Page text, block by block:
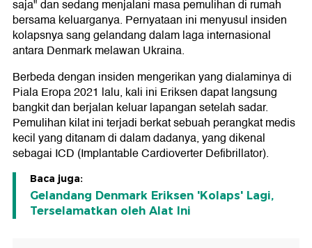
saja" dan sedang menjalani masa pemulihan di rumah
bersama keluarganya. Pernyataan ini menyusul insiden
kolapsnya sang gelandang dalam laga internasional
antara Denmark melawan Ukraina.
Berbeda dengan insiden mengerikan yang dialaminya di
Piala Eropa 2021 lalu, kali ini Eriksen dapat langsung
bangkit dan berjalan keluar lapangan setelah sadar.
Pemulihan kilat ini terjadi berkat sebuah perangkat medis
kecil yang ditanam di dalam dadanya, yang dikenal
sebagai ICD (Implantable Cardioverter Defibrillator).
Baca juga:
Gelandang Denmark Eriksen 'Kolaps' Lagi,
Terselamatkan oleh Alat Ini